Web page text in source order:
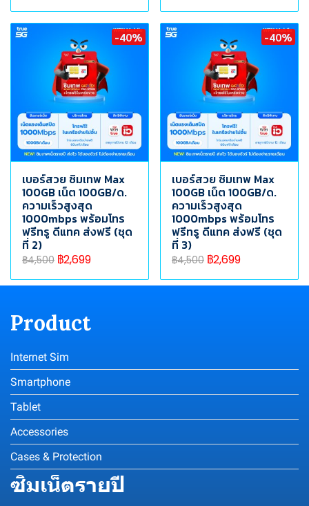
-40%
เบอร์สวย ซิมเทพ Max
100GB เน็ต 100GB/ด.
ความเร็วสูงสุด
1000mbps พร้อมโทร
ฟรีทรู ดีแทค ส่งฟรี (ชุด
ที่ 2)
฿4,500 ฿2,699
-40%
เบอร์สวย ซิมเทพ Max
100GB เน็ต 100GB/ด.
ความเร็วสูงสุด
1000mbps พร้อมโทร
ฟรีทรู ดีแทค ส่งฟรี (ชุด
ที่ 3)
฿4,500 ฿2,699
Product
Internet Sim
Smartphone
Tablet
Accessories
Cases & Protection
ซิมเน็ตรายปี